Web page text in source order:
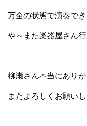
万全の状態で演奏で
や～また楽器屋さん
柳瀬さん本当にあり
またよろしくお願いし